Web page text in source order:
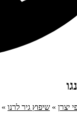
יצרן » שיפוץ גיר לרנו »